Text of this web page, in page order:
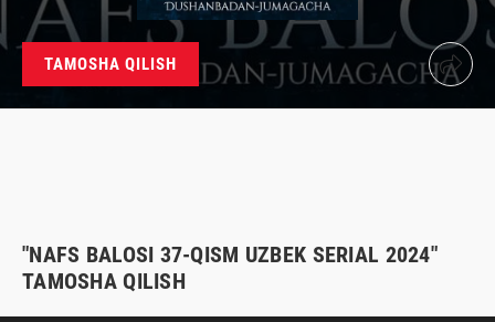
TAMOSHA QILISH
"NAFS BALOSI 37-QISM UZBEK SERIAL 2024"
TAMOSHA QILISH